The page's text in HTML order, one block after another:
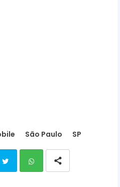
São Paulo SP